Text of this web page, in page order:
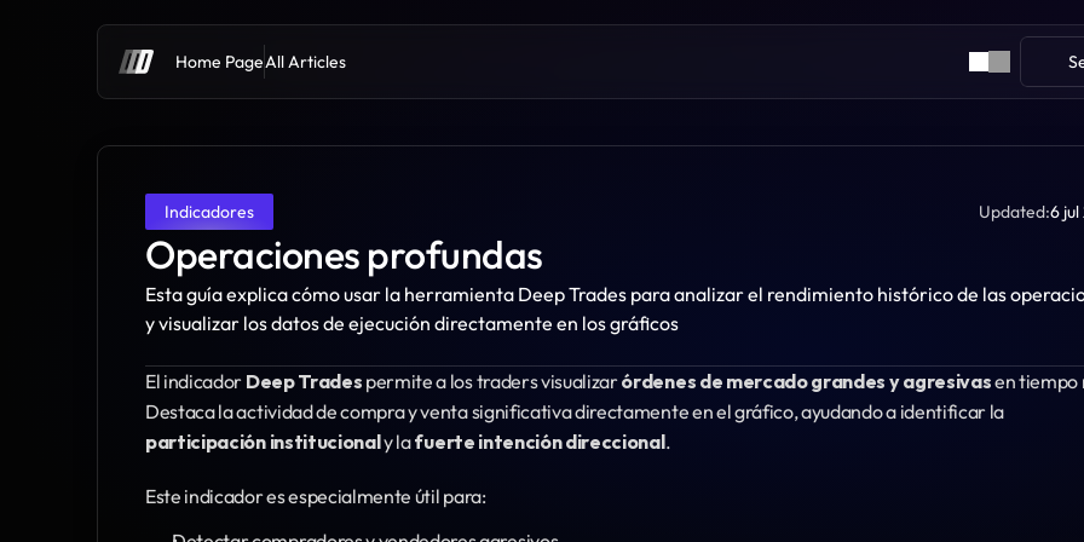
Home PageAll Articles
Indicadores Updated:6
Operaciones profundas
Esta guía explica cómo usar la herramienta Deep Trades para analizar el rendimiento histórico de las
y visualizar los datos de ejecución directamente en los gráficos
El indicador Deep Trades permite a los traders visualizar órdenes de mercado grandes y agresivas en tiempo
participación institucional y la fuerte intención direccional.
Este indicador es especialmente útil para: